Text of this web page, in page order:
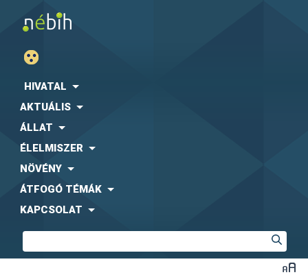
HIVATAL
AKTUÁLIS
ÁLLAT
ÉLELMISZER
NÖVÉNY
ÁTFOGÓ TÉMÁK
KAPCSOLAT